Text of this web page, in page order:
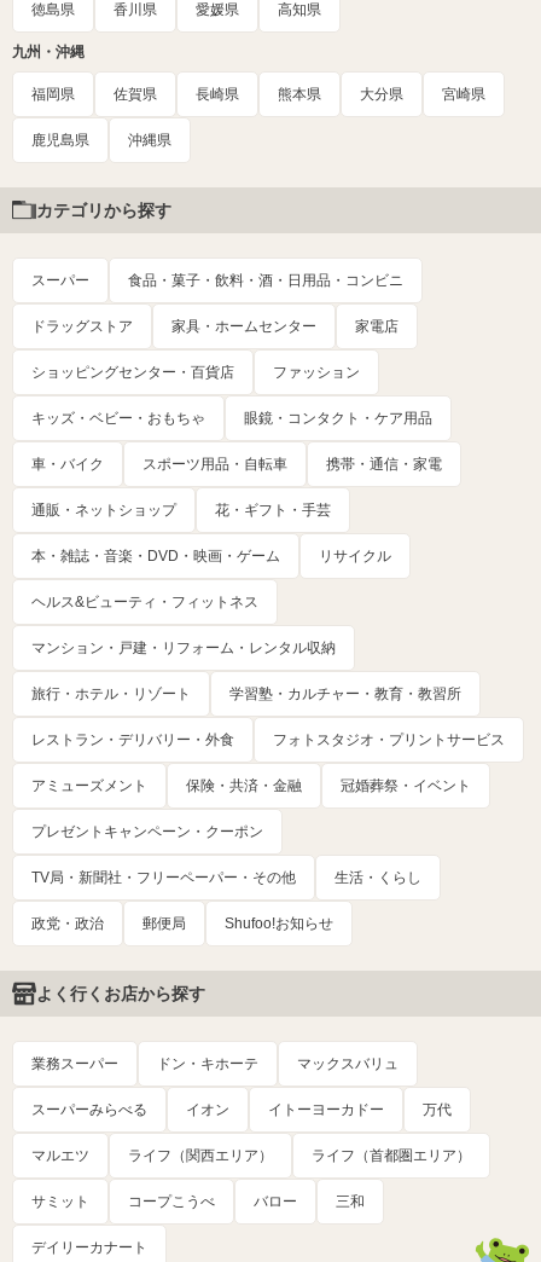
徳島県 香川県 愛媛県 高知県
九州・沖縄
福岡県 佐賀県 長崎県 熊本県 大分県 宮崎県
鹿児島県 沖縄県
カテゴリから探す
スーパー 食品・菓子・飲料・酒・日用品・コンビニ
ドラッグストア 家具・ホームセンター 家電店
ショッピングセンター・百貨店 ファッション
キッズ・ベビー・おもちゃ 眼鏡・コンタクト・ケア用品
車・バイク スポーツ用品・自転車 携帯・通信・家電
通販・ネットショップ 花・ギフト・手芸
本・雑誌・音楽・DVD・映画・ゲーム リサイクル
ヘルス&ビューティ・フィットネス
マンション・戸建・リフォーム・レンタル収納
旅行・ホテル・リゾート 学習塾・カルチャー・教育・教習所
レストラン・デリバリー・外食 フォトスタジオ・プリントサービス
アミューズメント 保険・共済・金融 冠婚葬祭・イベント
プレゼントキャンペーン・クーポン
TV局・新聞社・フリーペーパー・その他 生活・くらし
政党・政治 郵便局 Shufoo!お知らせ
よく行くお店から探す
業務スーパー ドン・キホーテ マックスバリュ
スーパーみらべる イオン イトーヨーカドー 万代
マルエツ ライフ（関西エリア） ライフ（首都圏エリア）
サミット コープこうべ バロー 三和
デイリーカナート